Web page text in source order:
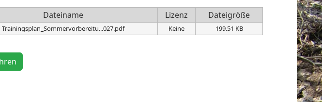
Dateiname Lizenz Dateigröße
Trainingsplan_Sommervorbereitu...027.pdf Keine 199.51 KB